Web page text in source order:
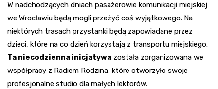
W nadchodzących dniach pasażerowie komunikacji miejskiej
we Wrocławiu będą mogli przeżyć coś wyjątkowego. Na
niektórych trasach przystanki będą zapowiadane przez
dzieci, które na co dzień korzystają z transportu miejskiego.
Ta niecodzienna inicjatywa została zorganizowana we
współpracy z Radiem Rodzina, które otworzyło swoje
profesjonalne studio dla małych lektorów.